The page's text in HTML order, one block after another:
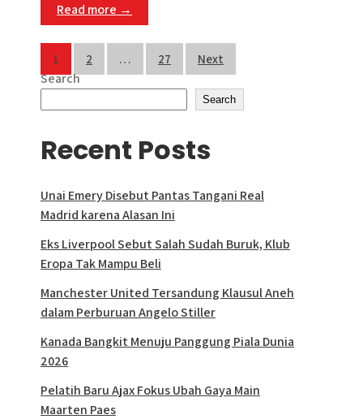
Read more →
Posts
pagination
1 2 … 27 Next
Search
Search
Recent Posts
Unai Emery Disebut Pantas Tangani Real
Madrid karena Alasan Ini
Eks Liverpool Sebut Salah Sudah Buruk, Klub
Eropa Tak Mampu Beli
Manchester United Tersandung Klausul Aneh
dalam Perburuan Angelo Stiller
Kanada Bangkit Menuju Panggung Piala Dunia
2026
Pelatih Baru Ajax Fokus Ubah Gaya Main
Maarten Paes